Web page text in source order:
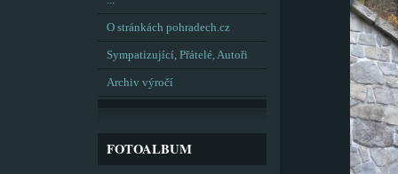
O stránkách pohradech.cz
Sympatizující, Přátelé, Autoři
Archiv výročí
FOTOALBUM